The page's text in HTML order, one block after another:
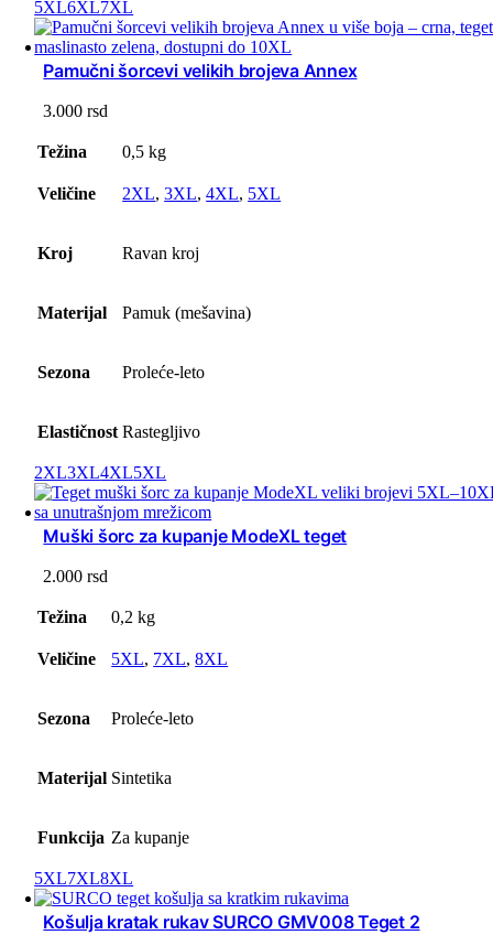
5XL6XL7XL
Pamučni šorcevi velikih brojeva Annex
3.000rsd
Težina 0,5 kg
Veličine 2XL,3XL,4XL, 5XL
Kroj Ravan kroj
Materijal Pamuk (mešavina)
Sezona Proleće-leto
Elastičnost Rastegljivo
2XL3XL4XL5XL
Muški šorc za kupanje ModeXL teget
2.000rsd
Težina 0,2 kg
Veličine 5XL, 7XL,8XL
Sezona Proleće-leto
Materijal Sintetika
Funkcija Za kupanje
5XL7XL8XL
Košulja kratak rukav SURCO GMV008 Teget 2